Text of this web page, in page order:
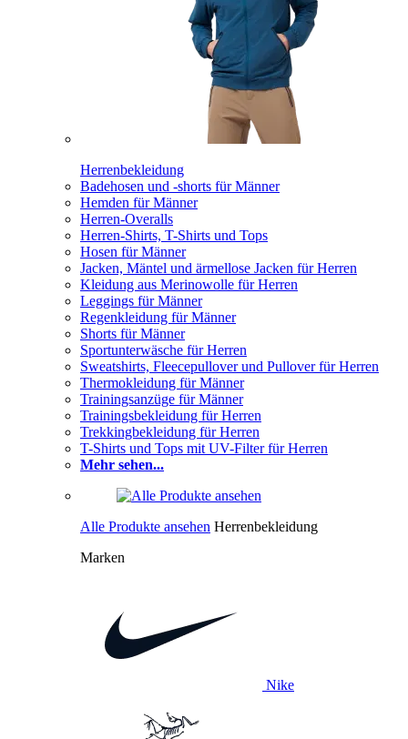
Herrenbekleidung
Badehosen und -shorts für Männer
Hemden für Männer
Herren-Overalls
Herren-Shirts, T-Shirts und Tops
Hosen für Männer
Jacken, Mäntel und ärmellose Jacken für Herren
Kleidung aus Merinowolle für Herren
Leggings für Männer
Regenkleidung für Männer
Shorts für Männer
Sportunterwäsche für Herren
Sweatshirts, Fleecepullover und Pullover für Herren
Thermokleidung für Männer
Trainingsanzüge für Männer
Trainingsbekleidung für Herren
Trekkingbekleidung für Herren
T-Shirts und Tops mit UV-Filter für Herren
Mehr sehen...
Alle Produkte ansehen Herrenbekleidung
Marken
Nike